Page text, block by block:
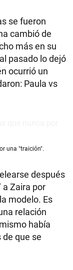
se fueron
cambió de
más en su
pasado lo dejó
ocurrió un
Paula vs
una "traición".
después
Zaira por
modelo. Es
relación
había
que se